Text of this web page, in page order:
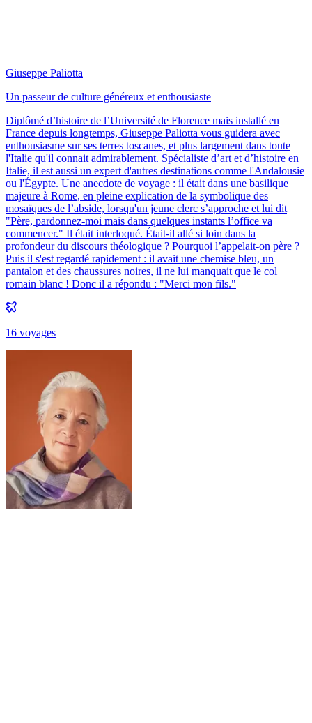
Giuseppe Paliotta
Un passeur de culture généreux et enthousiaste
Diplômé d’histoire de l’Université de Florence mais installé en
France depuis longtemps, Giuseppe Paliotta vous guidera avec
enthousiasme sur ses terres toscanes, et plus largement dans toute
l'Italie qu'il connait admirablement. Spécialiste d’art et d’histoire en
Italie, il est aussi un expert d'autres destinations comme l'Andalousie
ou l'Égypte. Une anecdote de voyage : il était dans une basilique
majeure à Rome, en pleine explication de la symbolique des
mosaïques de l’abside, lorsqu'un jeune clerc s’approche et lui dit
"Père, pardonnez-moi mais dans quelques instants l’office va
commencer." Il était interloqué. Était-il allé si loin dans la
profondeur du discours théologique ? Pourquoi l’appelait-on père ?
Puis il s'est regardé rapidement : il avait une chemise bleu, un
pantalon et des chaussures noires, il ne lui manquait que le col
romain blanc ! Donc il a répondu : "Merci mon fils."
16 voyages